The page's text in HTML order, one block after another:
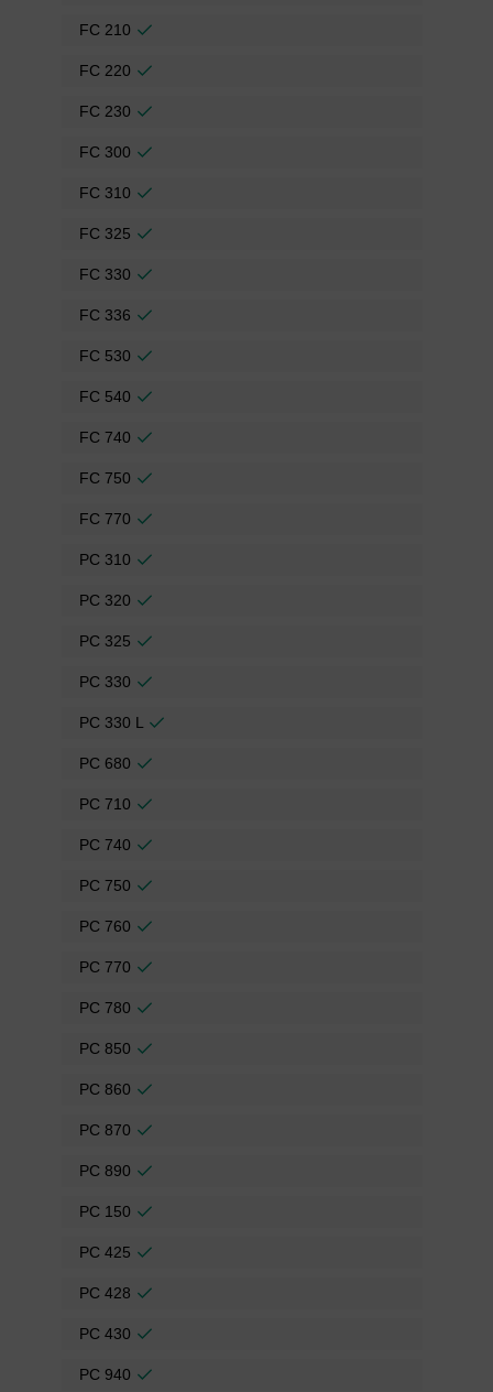
FC 210
FC 220
FC 230
FC 300
FC 310
FC 325
FC 330
FC 336
FC 530
FC 540
FC 740
FC 750
FC 770
PC 310
PC 320
PC 325
PC 330
PC 330 L
PC 680
PC 710
PC 740
PC 750
PC 760
PC 770
PC 780
PC 850
PC 860
PC 870
PC 890
PC 150
PC 425
PC 428
PC 430
PC 940